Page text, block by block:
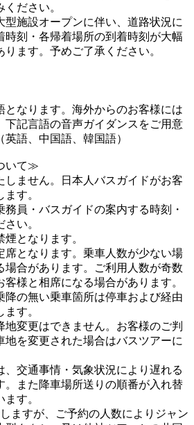
ださい。
施設オープンに伴い、道路状況に
時刻・各帰着場所の到着時刻が大幅
ります。予めご了承ください。
となります。海外からのお客様には
下記言語の音声ガイダンスをご用意
英語、中国語、韓国語）
いて≫
しません。日本人バスガイドがお客
す。
務員・バスガイドの案内する時刻・
い。
となります。
席となります。乗車人数が少ない場
場合があります。ご利用人数が奇数
様と相席になる場合があります。
降の無い乗車箇所は停車および経由
す。
地変更はできません。お客様のご判
地を変更された場合はバスツアーに
、交通事情・気象状況により遅れる
。また降車場所送りの順番が入れ替
す。
ますが、ご予約の人数によりジャン